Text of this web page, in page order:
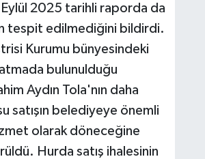
2025 tarihli raporda da
tespit edilmediğini bildirdi.
Kurumu bünyesindeki
bulunulduğu
Aydın Tola'nın daha
satışın belediyeye önemli
olarak döneceğine
Hurda satış ihalesinin